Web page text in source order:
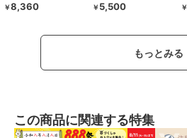
￥8,360 ￥ 5,500 ￥
もっとみる
この商品に関連する特集